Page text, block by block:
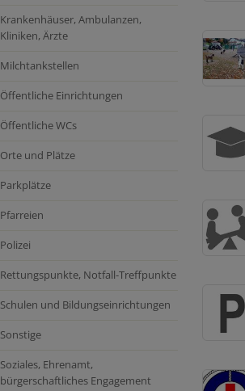
Krankenhäuser, Ambulanzen,
Kliniken, Ärzte
Milchtankstellen
Öffentliche Einrichtungen
Öffentliche WCs
Orte und Plätze
Parkplätze
Pfarreien
Polizei
Rettungspunkte, Notfall-Treffpunkte
Schulen und Bildungseinrichtungen
Sonstige
Soziales, Ehrenamt,
bürgerschaftliches Engagement